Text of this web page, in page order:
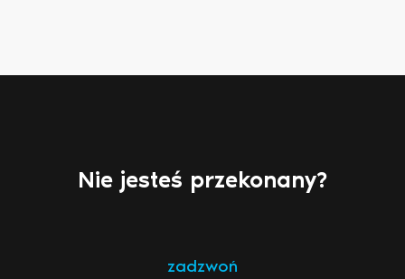
Nie jesteś przekonany?
zadzwoń